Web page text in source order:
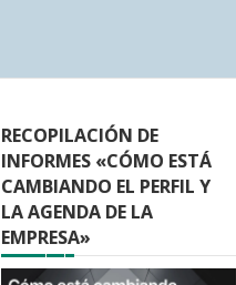
RECOPILACIÓN DE
INFORMES «CÓMO ESTÁ
CAMBIANDO EL PERFIL Y
LA AGENDA DE LA
EMPRESA»